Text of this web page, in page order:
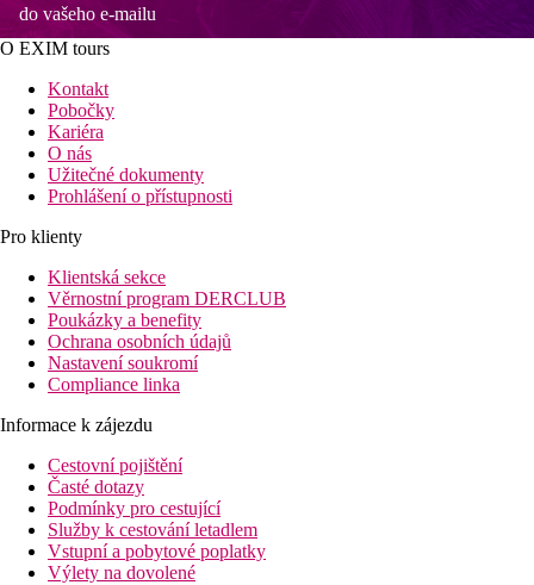
do vašeho e-mailu
O EXIM tours
Kontakt
Pobočky
Kariéra
O nás
Užitečné dokumenty
Prohlášení o přístupnosti
Pro klienty
Klientská sekce
Věrnostní program DERCLUB
Poukázky a benefity
Ochrana osobních údajů
Nastavení soukromí
Compliance linka
Informace k zájezdu
Cestovní pojištění
Časté dotazy
Podmínky pro cestující
Služby k cestování letadlem
Vstupní a pobytové poplatky
Výlety na dovolené